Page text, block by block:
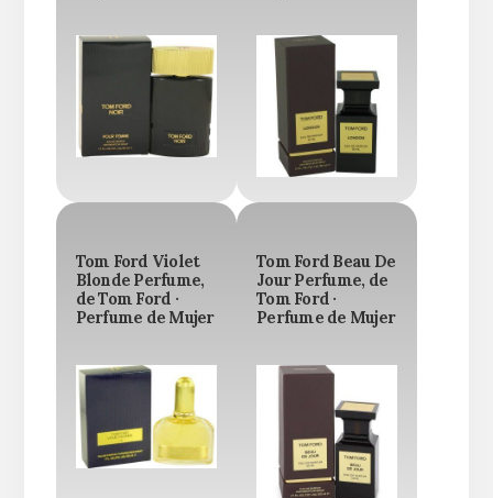
Tom Ford Violet
Blonde Perfume,
de Tom Ford ·
Perfume de Mujer
Tom Ford Beau De
Jour Perfume, de
Tom Ford ·
Perfume de Mujer